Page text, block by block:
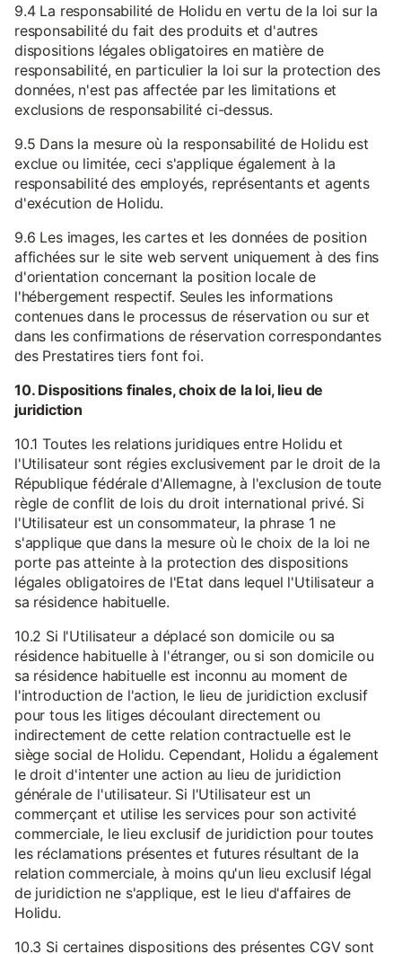
9.4 La responsabilité de Holidu en vertu de la loi sur la
responsabilité du fait des produits et d'autres
dispositions légales obligatoires en matière de
responsabilité, en particulier la loi sur la protection des
données, n'est pas affectée par les limitations et
exclusions de responsabilité ci-dessus.
9.5 Dans la mesure où la responsabilité de Holidu est
exclue ou limitée, ceci s'applique également à la
responsabilité des employés, représentants et agents
d'exécution de Holidu.
9.6 Les images, les cartes et les données de position
affichées sur le site web servent uniquement à des fins
d'orientation concernant la position locale de
l'hébergement respectif. Seules les informations
contenues dans le processus de réservation ou sur et
dans les confirmations de réservation correspondantes
des Prestatires tiers font foi.
10. Dispositions finales, choix de la loi, lieu de
juridiction
10.1 Toutes les relations juridiques entre Holidu et
l'Utilisateur sont régies exclusivement par le droit de la
République fédérale d'Allemagne, à l'exclusion de toute
règle de conflit de lois du droit international privé. Si
l'Utilisateur est un consommateur, la phrase 1 ne
s'applique que dans la mesure où le choix de la loi ne
porte pas atteinte à la protection des dispositions
légales obligatoires de l'Etat dans lequel l'Utilisateur a
sa résidence habituelle.
10.2 Si l'Utilisateur a déplacé son domicile ou sa
résidence habituelle à l'étranger, ou si son domicile ou
sa résidence habituelle est inconnu au moment de
l'introduction de l'action, le lieu de juridiction exclusif
pour tous les litiges découlant directement ou
indirectement de cette relation contractuelle est le
siège social de Holidu. Cependant, Holidu a également
le droit d'intenter une action au lieu de juridiction
générale de l'utilisateur. Si l'Utilisateur est un
commerçant et utilise les services pour son activité
commerciale, le lieu exclusif de juridiction pour toutes
les réclamations présentes et futures résultant de la
relation commerciale, à moins qu'un lieu exclusif légal
de juridiction ne s'applique, est le lieu d'affaires de
Holidu.
10.3 Si certaines dispositions des présentes CGV sont